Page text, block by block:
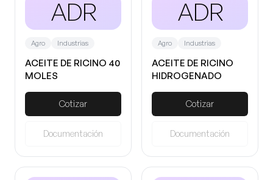
ADR
Agro Industrias
ACEITE DE RICINO 40
MOLES
Cotizar
Documentación
ADR
Agro Industrias
ACEITE DE RICINO
HIDROGENADO
Cotizar
Documentación